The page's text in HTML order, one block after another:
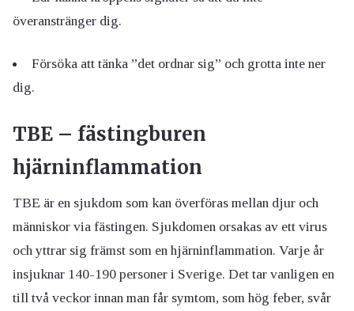
överanstränger dig.
Försöka att tänka ”det ordnar sig” och grotta inte ner
dig.
TBE – fästingburen
hjärninflammation
TBE är en sjukdom som kan överföras mellan djur och
människor via fästingen. Sjukdomen orsakas av ett virus
och yttrar sig främst som en hjärninflammation. Varje år
insjuknar 140-190 personer i Sverige. Det tar vanligen en
till två veckor innan man får symtom, som hög feber, svår